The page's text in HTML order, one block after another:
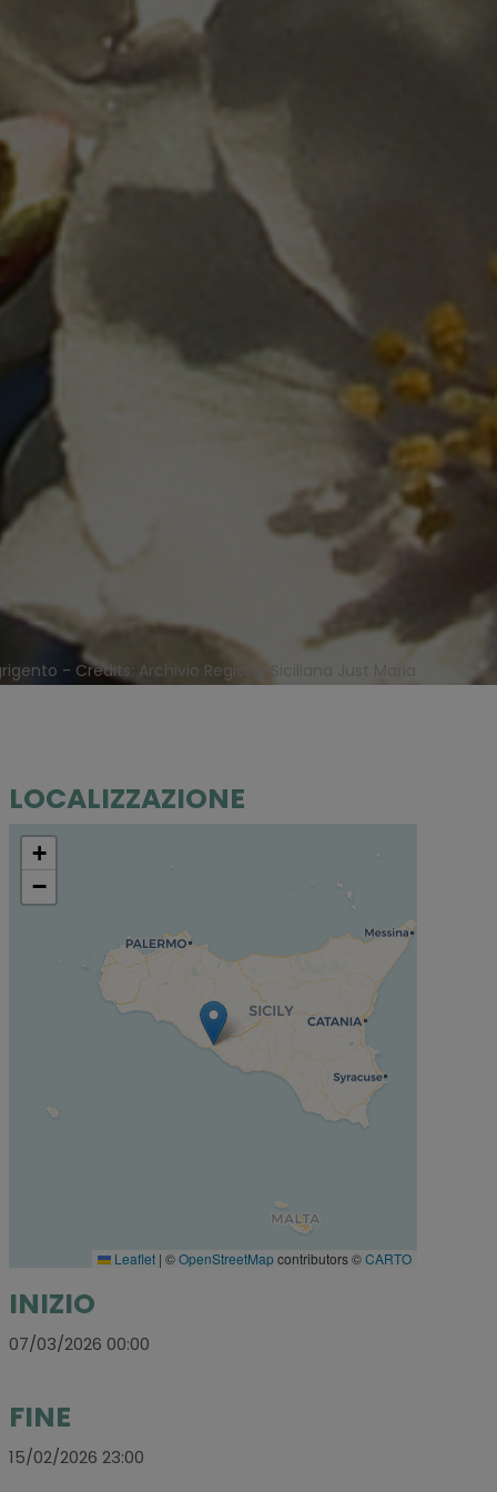
- Credits: Archivio Regione Siciliana Just Maria
LOCALIZZAZIONE
+
−
Leaflet | ©OpenStreetMapcontributors ©CARTO
INIZIO
07/03/2026 00:00
FINE
15/02/2026 23:00